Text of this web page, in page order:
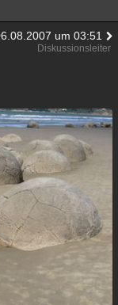
um 03:51
Diskussionsleiter